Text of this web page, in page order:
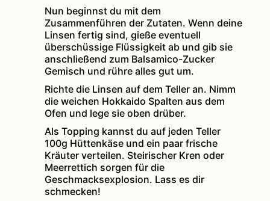
Nun beginnst du mit dem
Zusammenführen der Zutaten. Wenn deine
Linsen fertig sind, gieße eventuell
überschüssige Flüssigkeit ab und gib sie
anschließend zum Balsamico-Zucker
Gemisch und rühre alles gut um.
Richte die Linsen auf dem Teller an. Nimm
die weichen Hokkaido Spalten aus dem
Ofen und lege sie oben drüber.
Als Topping kannst du auf jeden Teller
100g Hüttenkäse und ein paar frische
Kräuter verteilen. Steirischer Kren oder
Meerrettich sorgen für die
Geschmacksexplosion. Lass es dir
schmecken!